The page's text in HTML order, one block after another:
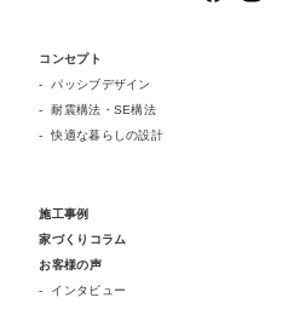
コンセプト
パッシブデザイン
耐震構法・SE構法
快適な暮らしの設計
施工事例
家づくりコラム
お客様の声
インタビュー